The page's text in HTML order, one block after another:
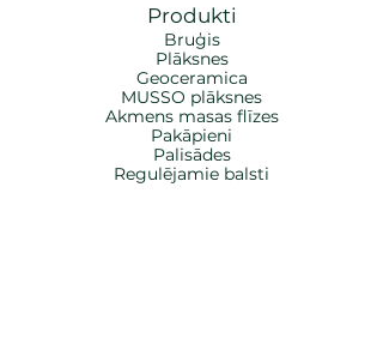
Produkti
Bruģis
Plāksnes
Geoceramica
MUSSO plāksnes
Akmens masas flīzes
Pakāpieni
Palisādes
Regulējamie balsti